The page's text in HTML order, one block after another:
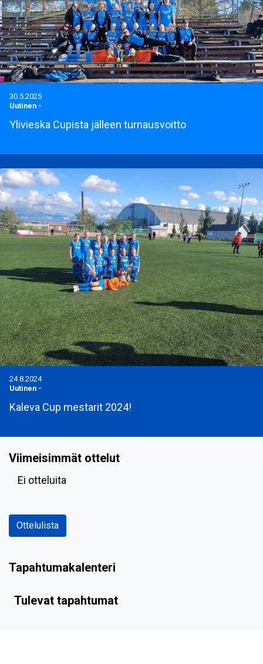
30.5.2025
Uutinen -
Ylivieska Cupista jälleen turnausvoitto
24.8.2024
Uutinen -
Kaleva Cup mestarit 2024!
Viimeisimmät ottelut
Ei otteluita
Ottelulista
Tapahtumakalenteri
Tulevat tapahtumat